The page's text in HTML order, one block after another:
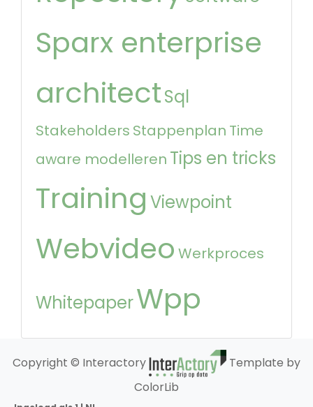
Sparx enterprise
architectSql
Stakeholders Stappenplan Time
aware modelleren Tips en tricks
Training Viewpoint
Webvideo Werkproces
WhitepaperWpp
Copyright © Interactory
Template by
ColorLib